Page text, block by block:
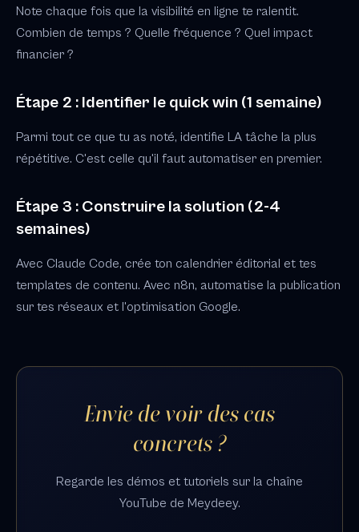
Note chaque fois que la visibilité en ligne te ralentit.
Combien de temps ? Quelle fréquence ? Quel impact
financier ?
Étape 2 : Identifier le quick win (1 semaine)
Parmi tout ce que tu as noté, identifie LA tâche la plus
répétitive. C'est celle qu'il faut automatiser en premier.
Étape 3 : Construire la solution (2-4
semaines)
Avec Claude Code, crée ton calendrier éditorial et tes
templates de contenu. Avec n8n, automatise la publication
sur tes réseaux et l'optimisation Google.
Envie de voir des cas
concrets ?
Regarde les démos et tutoriels sur la chaîne
YouTube de Meydeey.